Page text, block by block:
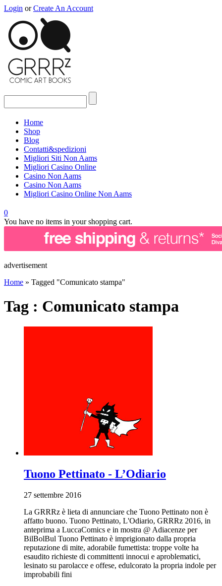
Login or Create An Account
Home
Shop
Blog
Contatti&spedizioni
Migliori Siti Non Aams
Migliori Casino Online
Casino Non Aams
Casino Non Aams
Migliori Casino Online Non Aams
0
You have no items in your shopping cart.
advertisement
Home » Tagged "Comunicato stampa"
Tag : Comunicato stampa
Tuono Pettinato - L’Odiario
27 settembre 2016
La GRRRz è lieta di annunciare che Tuono Pettinato non è
affatto buono. Tuono Pettinato, L'Odiario, GRRRz 2016, in
anteprima a LuccaComics e in mostra @ Adiacenze per
BilBolBul Tuono Pettinato è imprigionato dalla propria
reputazione di mite, adorabile fumettista: troppe volte ha
esaudito richieste di committenti innocui e aproblematici,
lesinato su parolacce e offese, edulcorato la propria indole per
improbabili fini